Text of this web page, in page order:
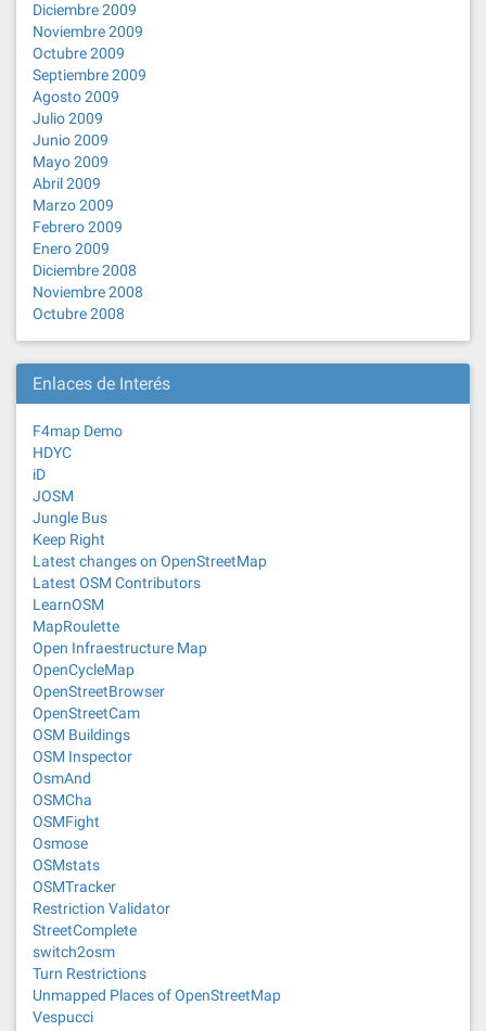
Diciembre 2009
Noviembre 2009
Octubre 2009
Septiembre 2009
Agosto 2009
Julio 2009
Junio 2009
Mayo 2009
Abril 2009
Marzo 2009
Febrero 2009
Enero 2009
Diciembre 2008
Noviembre 2008
Octubre 2008
Enlaces de Interés
F4map Demo
HDYC
iD
JOSM
Jungle Bus
Keep Right
Latest changes on OpenStreetMap
Latest OSM Contributors
LearnOSM
MapRoulette
Open Infraestructure Map
OpenCycleMap
OpenStreetBrowser
OpenStreetCam
OSM Buildings
OSM Inspector
OsmAnd
OSMCha
OSMFight
Osmose
OSMstats
OSMTracker
Restriction Validator
StreetComplete
switch2osm
Turn Restrictions
Unmapped Places of OpenStreetMap
Vespucci